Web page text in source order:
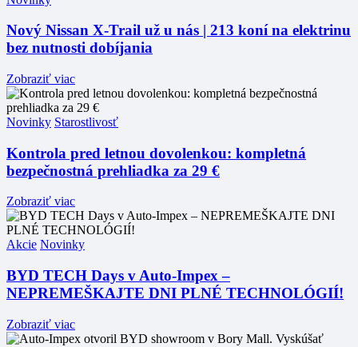
Nový Nissan X-Trail už u nás | 213 koní na elektrinu
bez nutnosti dobíjania
Zobraziť viac
Novinky Starostlivosť
Kontrola pred letnou dovolenkou: kompletná
bezpečnostná prehliadka za 29 €
Zobraziť viac
Akcie Novinky
BYD TECH Days v Auto-Impex –
NEPREMEŠKAJTE DNI PLNÉ TECHNOLÓGIÍ!
Zobraziť viac